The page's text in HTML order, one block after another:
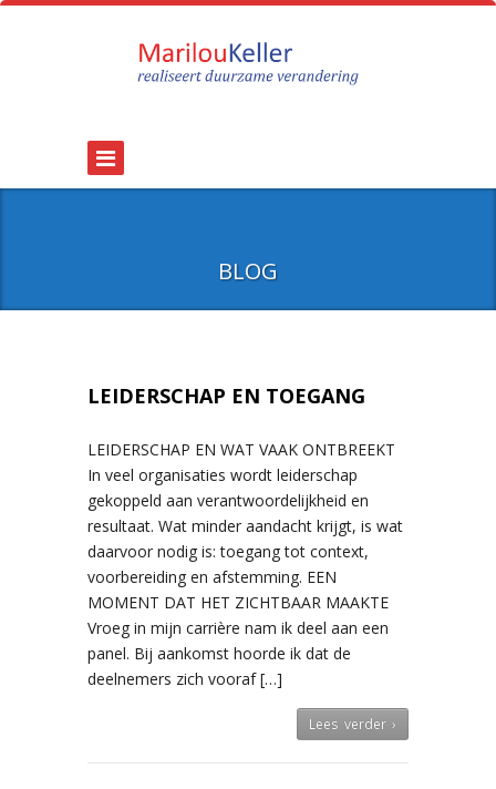
BLOG
LEIDERSCHAP EN TOEGANG
LEIDERSCHAP EN WAT VAAK ONTBREEKT
In veel organisaties wordt leiderschap
gekoppeld aan verantwoordelijkheid en
resultaat. Wat minder aandacht krijgt, is wat
daarvoor nodig is: toegang tot context,
voorbereiding en afstemming. EEN
MOMENT DAT HET ZICHTBAAR MAAKTE
Vroeg in mijn carrière nam ik deel aan een
panel. Bij aankomst hoorde ik dat de
deelnemers zich vooraf […]
Lees verder ›